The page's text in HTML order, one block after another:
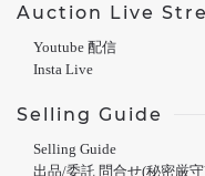
Auction Live
Youtube 配信
Insta Live
Selling Guide
Selling Guide
出品/委託 問合せ(秘密厳